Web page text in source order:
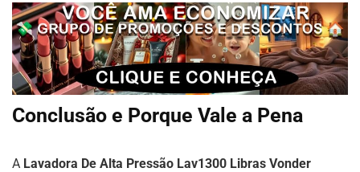
Conclusão e Porque Vale a Pena
A Lavadora De Alta Pressão Lav1300 Libras Vonder